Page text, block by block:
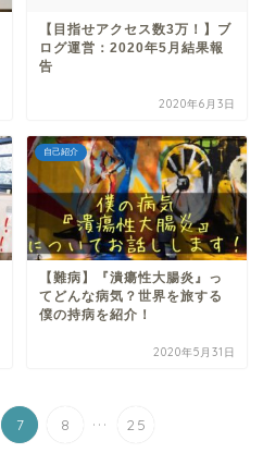
【目指せアクセス数3万！】ブ
ログ運営：2020年5月結果報
告
2020年6月3日
自己紹介
【難病】『潰瘍性大腸炎』っ
てどんな病気？世界を旅する
僕の持病を紹介！
2020年5月31日
7 8 ... 25